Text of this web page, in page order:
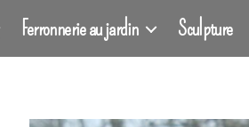
Ferronnerie au jardin Sculpture